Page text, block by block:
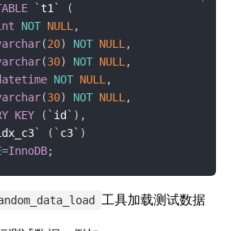
` t1 `
(
NOT NULL ,
(20) NOT NULL ,
(30) NOT NULL ,
NOT NULL ,
(30) NOT NULL ,
KEY ( ` id ` ) ,
` ( ` c3` )
=InnoDB;
工具加载测试数据